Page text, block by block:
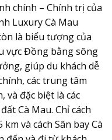
chính – Chính trị của
Luxury Cà Mau
là biểu tượng của
vực Đồng bằng sông
giúp du khách dễ
các trung tâm
và đặc biệt là các
Cà Mau. Chỉ cách
và cách Sân bay Cà